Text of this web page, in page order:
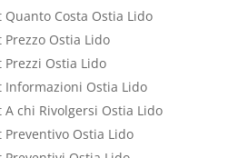
Costa Ostia Lido
Ostia Lido
Ostia Lido
Informazioni Ostia Lido
chi Rivolgersi Ostia Lido
Ostia Lido